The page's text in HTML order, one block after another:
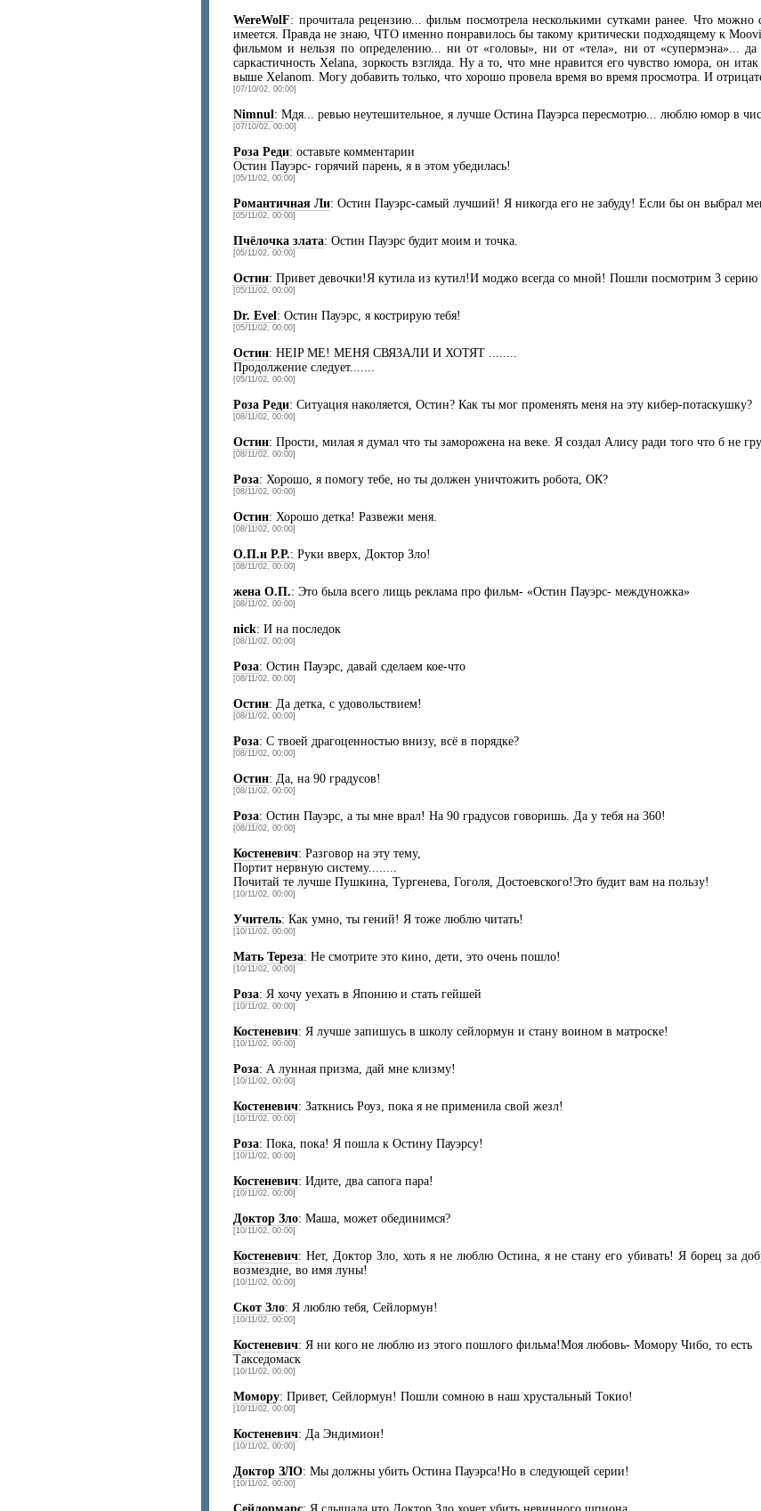
WereWolF: прочитала рецензию... фильм посмотрела несколькими сутками ранее. Что можно
имеется. Правда не знаю, ЧТО именно понравилось бы такому критически подходящему к
фильмом и нельзя по определению... ни от «головы», ни от «тела», ни от «супермэна»...
саркастичность Xelana, зоркость взгляда. Ну а то, что мне нравится его чувство юмора, он
выше Xelanom. Могу добавить только, что хорошо провела время во время просмотра. И
[07/10/02, 00:00]
Nimnul: Мдя... ревью неутешительное, я лучше Остина Пауэрса пересмотрю... люблю юмор в
[07/10/02, 00:00]
Роза Реди: оставьте комментарии
Остин Пауэрс- горячий парень, я в этом убедилась!
[05/11/02, 00:00]
Романтичная Ли: Остин Пауэрс-самый лучший! Я никогда его не забуду! Если бы он выбрал
[05/11/02, 00:00]
Пчёлочка злата: Остин Пауэрс будит моим и точка.
[05/11/02, 00:00]
Остин: Привет девочки!Я кутила из кутил!И моджо всегда со мной! Пошли посмотрим 3 серию
[05/11/02, 00:00]
Dr. Evel: Остин Пауэрс, я кострирую тебя!
[05/11/02, 00:00]
Остин: HEIP ME! МЕНЯ СВЯЗАЛИ И ХОТЯТ ........
Продолжение следует.......
[05/11/02, 00:00]
Роза Реди: Ситуация наколяется, Остин? Как ты мог променять меня на эту кибер-потаскушку?
[08/11/02, 00:00]
Остин: Прости, милая я думал что ты заморожена на веке. Я создал Алису ради того что б не
[08/11/02, 00:00]
Роза: Хорошо, я помогу тебе, но ты должен уничтожить робота, ОК?
[08/11/02, 00:00]
Остин: Хорошо детка! Развежи меня.
[08/11/02, 00:00]
О.П.и Р.Р.: Руки вверх, Доктор Зло!
[08/11/02, 00:00]
жена О.П.: Это была всего лищь реклама про фильм- «Остин Пауэрс- междуножка»
[08/11/02, 00:00]
nick: И на последок
[08/11/02, 00:00]
Роза: Остин Пауэрс, давай сделаем кое-что
[08/11/02, 00:00]
Остин: Да детка, с удовольствием!
[08/11/02, 00:00]
Роза: С твоей драгоценностью внизу, всё в порядке?
[08/11/02, 00:00]
Остин: Да, на 90 градусов!
[08/11/02, 00:00]
Роза: Остин Пауэрс, а ты мне врал! На 90 градусов говоришь. Да у тебя на 360!
[08/11/02, 00:00]
Костеневич: Разговор на эту тему,
Портит нервную систему........
Почитай те лучше Пушкина, Тургенева, Гоголя, Достоевского!Это будит вам на пользу!
[10/11/02, 00:00]
Учитель: Как умно, ты гений! Я тоже люблю читать!
[10/11/02, 00:00]
Мать Тереза: Не смотрите это кино, дети, это очень пошло!
[10/11/02, 00:00]
Роза: Я хочу уехать в Японию и стать гейшей
[10/11/02, 00:00]
Костеневич: Я лучше запишусь в школу сейлормун и стану воином в матроске!
[10/11/02, 00:00]
Роза: А лунная призма, дай мне клизму!
[10/11/02, 00:00]
Костеневич: Заткнись Роуз, пока я не применила свой жезл!
[10/11/02, 00:00]
Роза: Пока, пока! Я пошла к Остину Пауэрсу!
[10/11/02, 00:00]
Костеневич: Идите, два сапога пара!
[10/11/02, 00:00]
Доктор Зло: Маша, может обединимся?
[10/11/02, 00:00]
Костеневич: Нет, Доктор Зло, хоть я не люблю Остина, я не стану его убивать! Я борец за
возмездие, во имя луны!
[10/11/02, 00:00]
Скот Зло: Я люблю тебя, Сейлормун!
[10/11/02, 00:00]
Костеневич: Я ни кого не люблю из этого пошлого фильма!Моя любовь- Момору Чибо, то есть
Такседомаск
[10/11/02, 00:00]
Момору: Привет, Сейлормун! Пошли сомною в наш хрустальный Токио!
[10/11/02, 00:00]
Костеневич: Да Эндимион!
[10/11/02, 00:00]
Доктор ЗЛО: Мы должны убить Остина Пауэрса!Но в следующей серии!
[10/11/02, 00:00]
Сейлормарс: Я слышала что Доктор Зло хочет убить невинного шпиона.